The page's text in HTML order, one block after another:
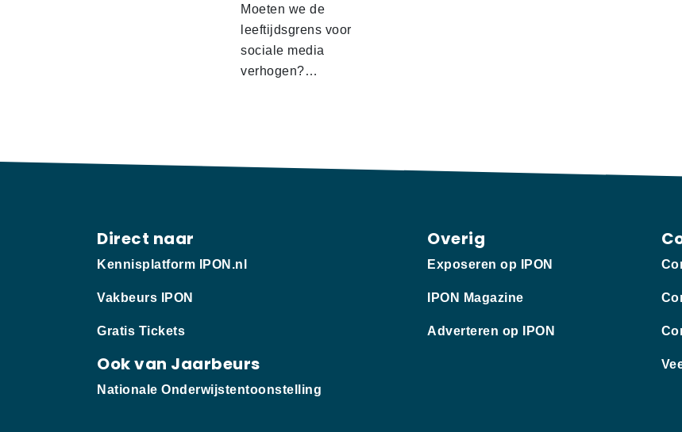
Moeten we de
leeftijdsgrens voor
sociale media
verhogen?…
Direct naar
Kennisplatform IPON.nl
Vakbeurs IPON
Gratis Tickets
Ook van Jaarbeurs
Nationale Onderwijstentoonstelling
Overig
Exposeren op IPON
IPON Magazine
Adverteren op IPON